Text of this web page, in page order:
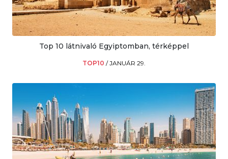
Top 10 látnivaló Egyiptomban, térképpel
TOP10 /JANUÁR 29.